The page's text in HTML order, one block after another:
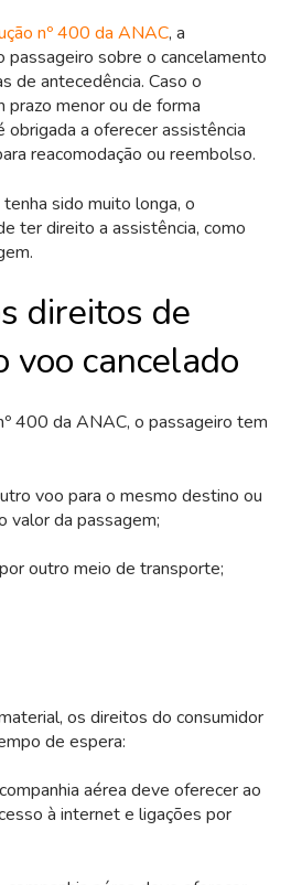
nº 400 da ANAC, a
passageiro sobre o cancelamento
de antecedência. Caso o
prazo menor ou de forma
obrigada a oferecer assistência
reacomodação ou reembolso.
sido muito longa, o
ter direito a assistência, como
direitos de
voo cancelado
400 da ANAC, o passageiro tem
voo para o mesmo destino ou
valor da passagem;
outro meio de transporte;
os direitos do consumidor
de espera:
aérea deve oferecer ao
à internet e ligações por